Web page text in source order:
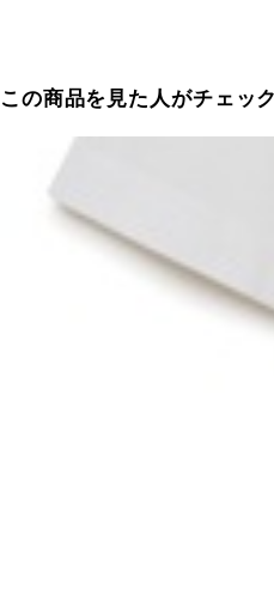
この商品を見た人がチェッ